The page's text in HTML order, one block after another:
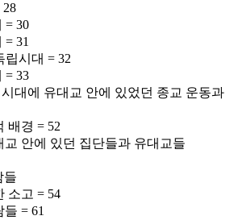
28
= 30
31
립시대 = 32
= 33
대에 유대교 안에 있었던 종교 운동과
배경 = 52
교 안에 있던 집단들과 유대교들
들
소고 = 54
= 61